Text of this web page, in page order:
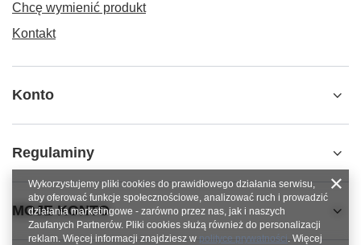
Chcę wymienić produkt
Kontakt
Konto
Regulaminy
MOJE KONTO
Wykorzystujemy pliki cookies do prawidłowego działania serwisu,
aby oferować funkcje społecznościowe, analizować ruch i prowadzić
działania marketingowe - zarówno przez nas, jak i naszych
Zaufanych Partnerów. Pliki cookies służą również do personalizacji
reklam. Więcej informacji znajdziesz w polityce prywatności. Więcej